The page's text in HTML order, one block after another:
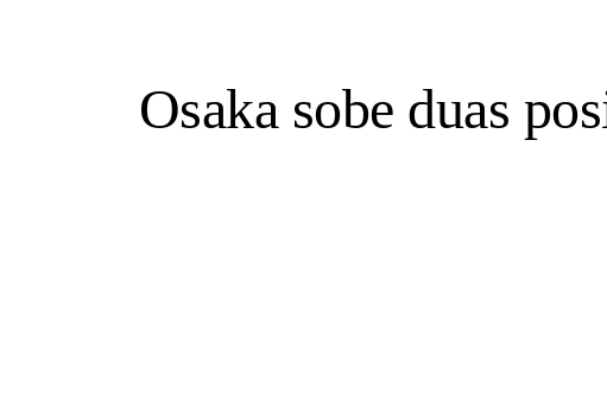
Osaka sobe duas